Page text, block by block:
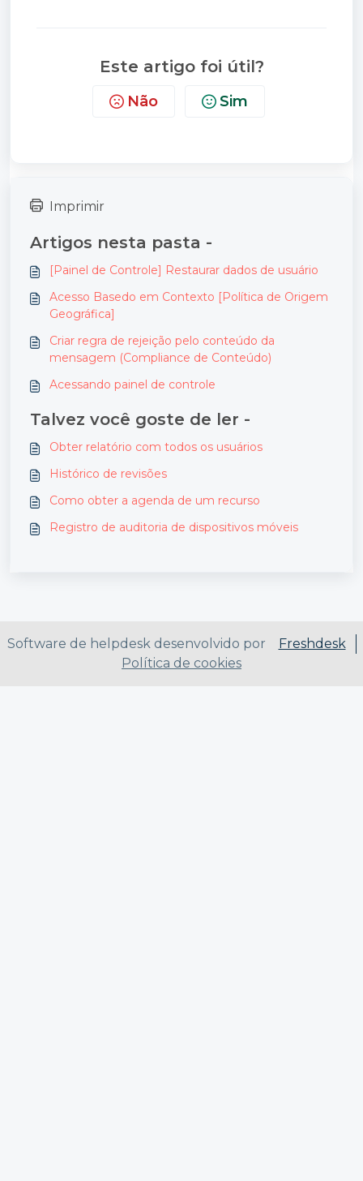
Este artigo foi útil?
Não Sim
Imprimir
Artigos nesta pasta -
[Painel de Controle] Restaurar dados de usuário
Acesso Basedo em Contexto [Política de Origem
Geográfica]
Criar regra de rejeição pelo conteúdo da
mensagem (Compliance de Conteúdo)
Acessando painel de controle
Talvez você goste de ler -
Obter relatório com todos os usuários
Histórico de revisões
Como obter a agenda de um recurso
Registro de auditoria de dispositivos móveis
Software de helpdesk desenvolvido por
Freshdesk
Política de cookies